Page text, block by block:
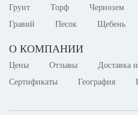
Грунт Торф Чернозем
Гравий
Песок Щебень
О КОМПАНИИ
Цены Отзывы Доставка
Сертификаты
География